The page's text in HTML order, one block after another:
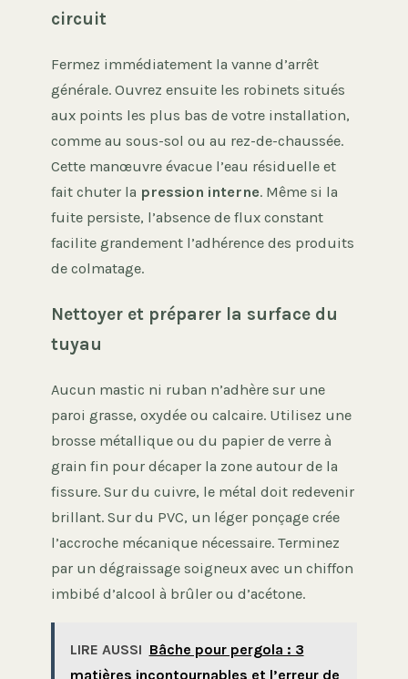
circuit
Fermez immédiatement la vanne d’arrêt
générale. Ouvrez ensuite les robinets situés
aux points les plus bas de votre installation,
comme au sous-sol ou au rez-de-chaussée.
Cette manœuvre évacue l’eau résiduelle et
fait chuter la pression interne. Même si la
fuite persiste, l’absence de flux constant
facilite grandement l’adhérence des produits
de colmatage.
Nettoyer et préparer la surface du
tuyau
Aucun mastic ni ruban n’adhère sur une
paroi grasse, oxydée ou calcaire. Utilisez une
brosse métallique ou du papier de verre à
grain fin pour décaper la zone autour de la
fissure. Sur du cuivre, le métal doit redevenir
brillant. Sur du PVC, un léger ponçage crée
l’accroche mécanique nécessaire. Terminez
par un dégraissage soigneux avec un chiffon
imbibé d’alcool à brûler ou d’acétone.
LIRE AUSSI Bâche pour pergola : 3
matières incontournables et l’erreur de